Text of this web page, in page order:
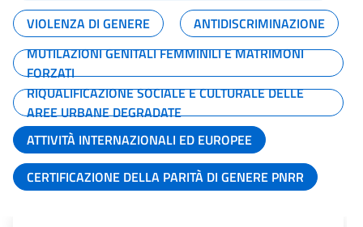
VIOLENZA DI GENERE
ANTIDISCRIMINAZIONE
MUTILAZIONI GENITALI FEMMINILI E MATRIMONI
FORZATI
RIQUALIFICAZIONE SOCIALE E CULTURALE DELLE
AREE URBANE DEGRADATE
ATTIVITÀ INTERNAZIONALI ED EUROPEE
CERTIFICAZIONE DELLA PARITÀ DI GENERE PNRR